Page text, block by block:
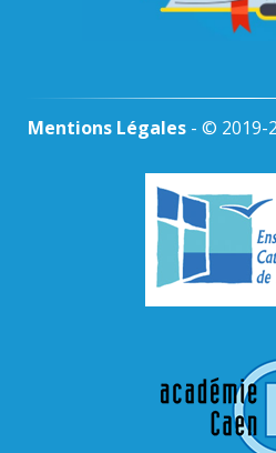
Mentions Légales- © 2019-